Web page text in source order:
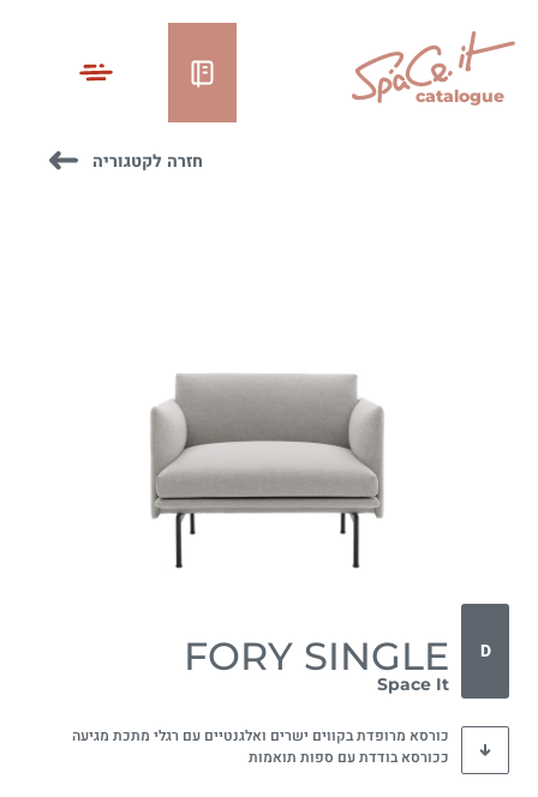
catalogue
חזרה לקטגוריה
D
FORY SINGLE
Space It
כורסא מרופדת בקווים ישרים ואלגנטיים עם רגלי מתכת מגיעה
ככורסא בודדת עם ספות תואמות